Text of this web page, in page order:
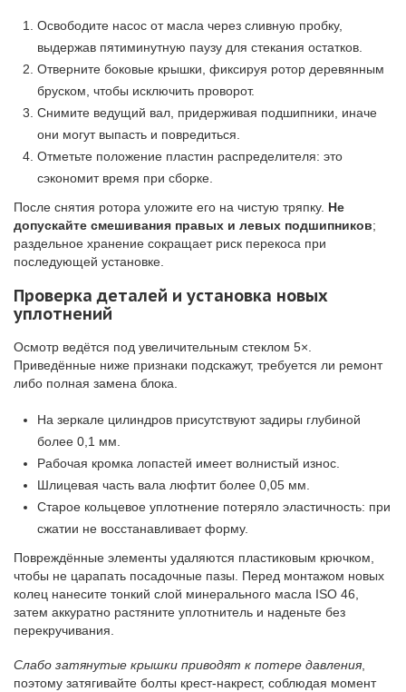
Освободите насос от масла через сливную пробку,
выдержав пятиминутную паузу для стекания остатков.
Отверните боковые крышки, фиксируя ротор деревянным
бруском, чтобы исключить проворот.
Снимите ведущий вал, придерживая подшипники, иначе
они могут выпасть и повредиться.
Отметьте положение пластин распределителя: это
сэкономит время при сборке.
После снятия ротора уложите его на чистую тряпку. Не
допускайте смешивания правых и левых подшипников;
раздельное хранение сокращает риск перекоса при
последующей установке.
Проверка деталей и установка новых
уплотнений
Осмотр ведётся под увеличительным стеклом 5×.
Приведённые ниже признаки подскажут, требуется ли ремонт
либо полная замена блока.
На зеркале цилиндров присутствуют задиры глубиной
более 0,1 мм.
Рабочая кромка лопастей имеет волнистый износ.
Шлицевая часть вала люфтит более 0,05 мм.
Старое кольцевое уплотнение потеряло эластичность: при
сжатии не восстанавливает форму.
Повреждённые элементы удаляются пластиковым крючком,
чтобы не царапать посадочные пазы. Перед монтажом новых
колец нанесите тонкий слой минерального масла ISO 46,
затем аккуратно растяните уплотнитель и наденьте без
перекручивания.
Слабо затянутые крышки приводят к потере давления
поэтому затягивайте болты крест-накрест, соблюдая момент